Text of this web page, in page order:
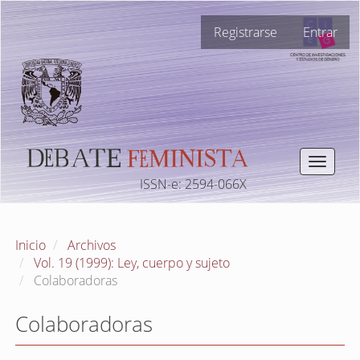
Navegación
principal
Contenido
principal
Barra
lateral
Registrarse Entrar
Toggle
ISSN-e: 2594-066X
Inicio
Archivos
Vol. 19 (1999): Ley, cuerpo y sujeto
Colaboradoras
Colaboradoras